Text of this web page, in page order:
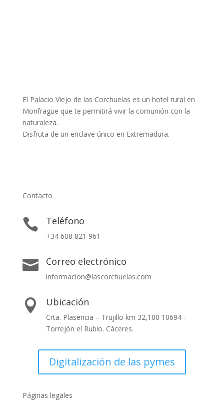
El Palacio Viejo de las Corchuelas es un hotel rural en
Monfragüe que te permitirá vivir la comunión con la
naturaleza.
Disfruta de un enclave único en Extremadura.
Contacto
 Teléfono
+34 608 821 961
 Correo electrónico
informacion@lascorchuelas.com
 Ubicación
Crta. Plasencia – Trujillo km 32,100 10694 -
Torrejón el Rubio. Cáceres.
Digitalización de las pymes
Páginas legales